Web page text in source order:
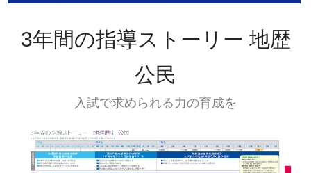
3年間の指導ストーリー 地歴
公民
入試で求められる力の育成を